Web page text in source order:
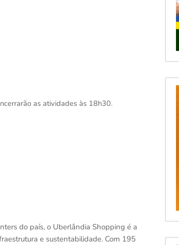
as atividades às 18h30.
do país, o Uberlândia Shopping é a
e sustentabilidade. Com 195